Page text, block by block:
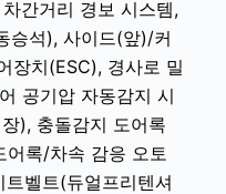
간거리 경보 시스템,
승석), 사이드(앞)/커
장치(ESC), 경사로 밀
공기압 자동감지 시
), 충돌감지 도어록
어록/차속 감응 오토
벨트(듀얼프리텐셔